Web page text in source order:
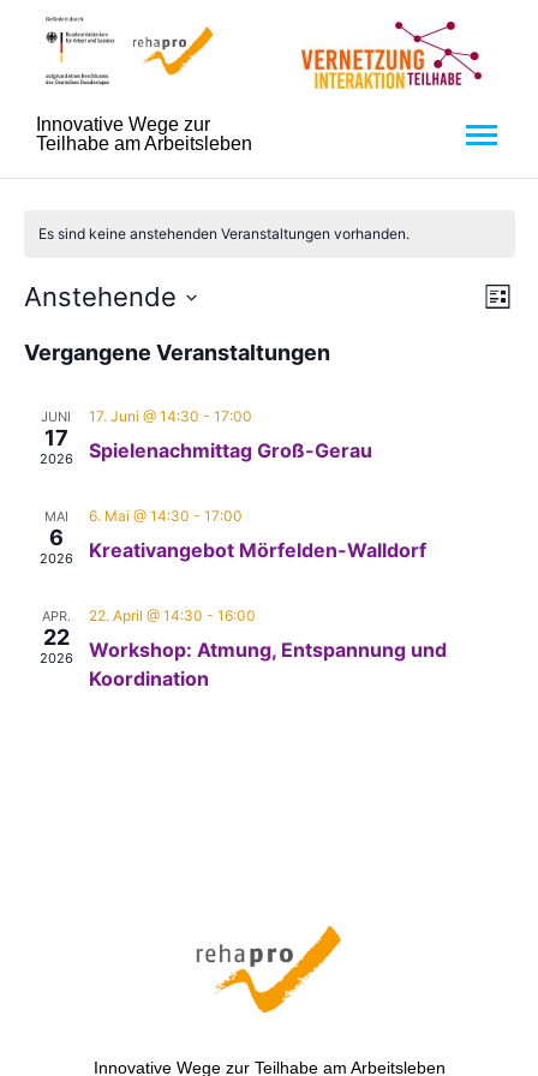
Innovative Wege zur
Teilhabe am Arbeitsleben
Es sind keine anstehenden Veranstaltungen vorhanden.
Liste
Anstehende
wählen.
Vergangene Veranstaltungen
JUNI
17
2026
17. Juni @ 14:30 - 17:00
Spielenachmittag Groß-Gerau
MAI
6
2026
6. Mai @ 14:30 - 17:00
Kreativangebot Mörfelden-Walldorf
APR.
22
2026
22. April @ 14:30 - 16:00
Workshop: Atmung, Entspannung und
Koordination
Innovative Wege zur Teilhabe am Arbeitsleben